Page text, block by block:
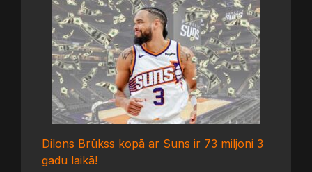
Dilons Brūkss kopā ar Suns ir 73 miljoni 3
gadu laikā!